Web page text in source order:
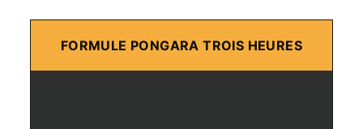
FORMULE PONGARA TROIS HEURES